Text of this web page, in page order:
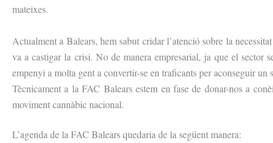
mateixes.
Actualment a Balears, hem sabut cridar l’atenció sobre la
va a castigar la crisi. No de manera empresarial, ja que el
empenyi a molta gent a convertir-se en traficants per aconseguir
Tècnicament a laFAC Balears estem en fase de donar-nos a
movimentcannàbicnacional.
L’agenda de la FAC Balears quedaria de la següent manera: